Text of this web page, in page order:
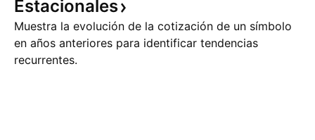
Estacionales
Muestra la evolución de la cotización de un símbolo
en años anteriores para identificar tendencias
recurrentes.